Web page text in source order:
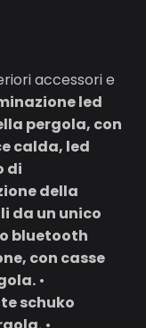
accessori e
led
pergola, con
calda, led
di
della
da un unico
bluetooth
con casse
•
schuko